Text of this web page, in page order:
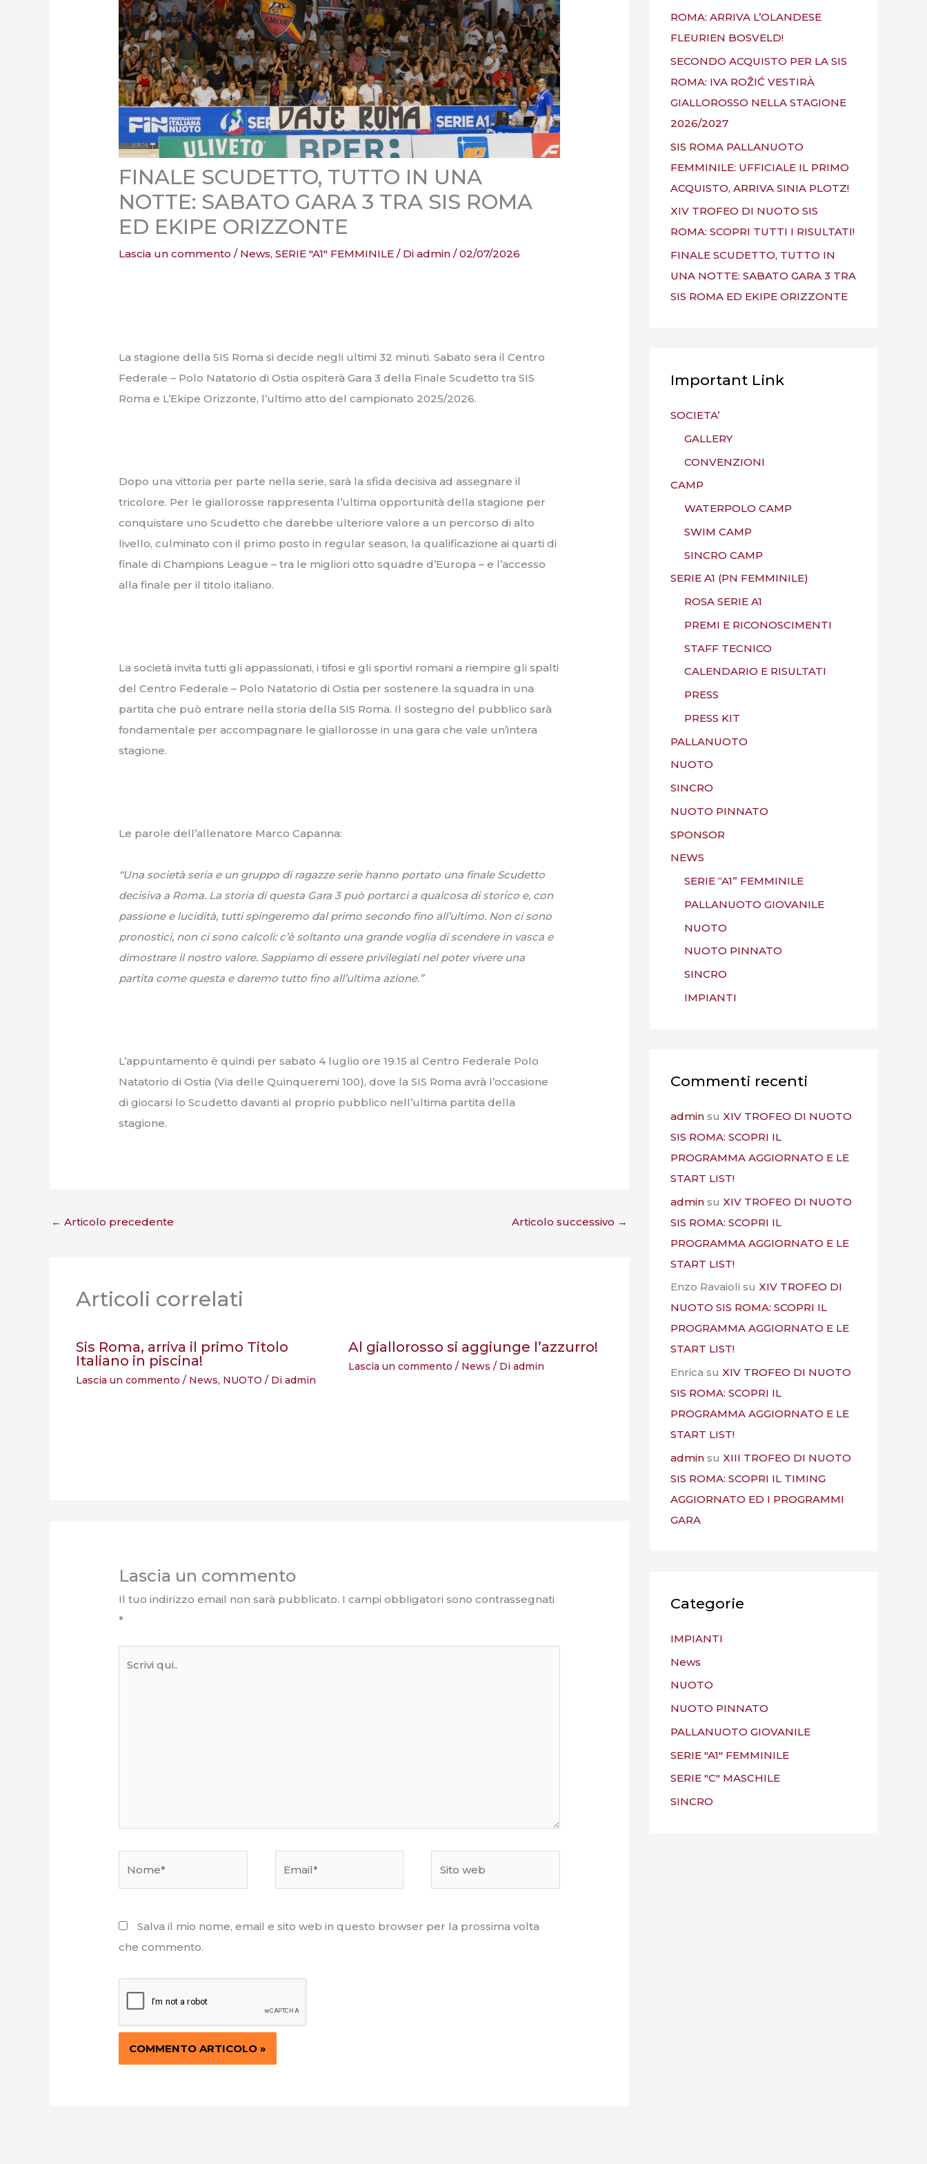
FINALE SCUDETTO, TUTTO IN UNA
NOTTE: SABATO GARA 3 TRA SIS ROMA
ED EKIPE ORIZZONTE
Lascia un commento / News,SERIE "A1" FEMMINILE / Diadmin/02/07/2026
La stagione della SIS Roma si decide negli ultimi 32 minuti. Sabato sera il Centro
Federale – Polo Natatorio di Ostia ospiterà Gara 3 della Finale Scudetto tra SIS
Roma e L’Ekipe Orizzonte, l’ultimo atto del campionato 2025/2026.
Dopo una vittoria per parte nella serie, sarà la sfida decisiva ad assegnare il
tricolore. Per le giallorosse rappresenta l’ultima opportunità della stagione per
conquistare uno Scudetto che darebbe ulteriore valore a un percorso di alto
livello, culminato con il primo posto in regular season, la qualificazione ai quarti di
finale di Champions League – tra le migliori otto squadre d’Europa – e l’accesso
alla finale per il titolo italiano.
La società invita tutti gli appassionati, i tifosi e gli sportivi romani a riempire gli spalti
del Centro Federale – Polo Natatorio di Ostia per sostenere la squadra in una
partita che può entrare nella storia della SIS Roma. Il sostegno del pubblico sarà
fondamentale per accompagnare le giallorosse in una gara che vale un’intera
stagione.
Le parole dell’allenatore Marco Capanna:
“Una società seria e un gruppo di ragazze serie hanno portato una finale Scudetto
decisiva a Roma. La storia di questa Gara 3 può portarci a qualcosa di storico e, con
passione e lucidità, tutti spingeremo dal primo secondo fino all’ultimo. Non ci sono
pronostici, non ci sono calcoli: c’è soltanto una grande voglia di scendere in vasca e
dimostrare il nostro valore. Sappiamo di essere privilegiati nel poter vivere una
partita come questa e daremo tutto fino all’ultima azione.”
L’appuntamento è quindi per sabato 4 luglio ore 19.15 al Centro Federale Polo
Natatorio di Ostia (Via delle Quinqueremi 100), dove la SIS Roma avrà l’occasione
di giocarsi lo Scudetto davanti al proprio pubblico nell’ultima partita della
stagione.
← Articolo precedente Articolo successivo →
Articoli correlati
Sis Roma, arriva il primo Titolo
Italiano in piscina!
Lascia un commento / News, NUOTO / Di admin
Al giallorosso si aggiunge l’azzurro!
Lascia un commento / News / Di admin
Lascia un commento
Il tuo indirizzo email non sarà pubblicato. I campi obbligatori sono contrassegnati
*
Salva il mio nome, email e sito web in questo browser per la prossima volta
che commento.
ROMA: ARRIVA L’OLANDESE
FLEURIEN BOSVELD!
SECONDO ACQUISTO PER LA SIS
ROMA: IVA ROŽIĆ VESTIRÀ
GIALLOROSSO NELLA STAGIONE
2026/2027
SIS ROMA PALLANUOTO
FEMMINILE: UFFICIALE IL PRIMO
ACQUISTO, ARRIVA SINIA PLOTZ!
XIV TROFEO DI NUOTO SIS
ROMA: SCOPRI TUTTI I RISULTATI!
FINALE SCUDETTO, TUTTO IN
UNA NOTTE: SABATO GARA 3 TRA
SIS ROMA ED EKIPE ORIZZONTE
Important Link
SOCIETA’
GALLERY
CONVENZIONI
CAMP
WATERPOLO CAMP
SWIM CAMP
SINCRO CAMP
SERIE A1 (PN FEMMINILE)
ROSA SERIE A1
PREMI E RICONOSCIMENTI
STAFF TECNICO
CALENDARIO E RISULTATI
PRESS
PRESS KIT
PALLANUOTO
NUOTO
SINCRO
NUOTO PINNATO
SPONSOR
NEWS
SERIE “A1” FEMMINILE
PALLANUOTO GIOVANILE
NUOTO
NUOTO PINNATO
SINCRO
IMPIANTI
Commenti recenti
admin su XIV TROFEO DI NUOTO
SIS ROMA: SCOPRI IL
PROGRAMMA AGGIORNATO E LE
START LIST!
admin su XIV TROFEO DI NUOTO
SIS ROMA: SCOPRI IL
PROGRAMMA AGGIORNATO E LE
START LIST!
Enzo Ravaioli su XIV TROFEO DI
NUOTO SIS ROMA: SCOPRI IL
PROGRAMMA AGGIORNATO E LE
START LIST!
Enrica su XIV TROFEO DI NUOTO
SIS ROMA: SCOPRI IL
PROGRAMMA AGGIORNATO E LE
START LIST!
admin su XIII TROFEO DI NUOTO
SIS ROMA: SCOPRI IL TIMING
AGGIORNATO ED I PROGRAMMI
GARA
Categorie
IMPIANTI
News
NUOTO
NUOTO PINNATO
PALLANUOTO GIOVANILE
SERIE "A1" FEMMINILE
SERIE "C" MASCHILE
SINCRO